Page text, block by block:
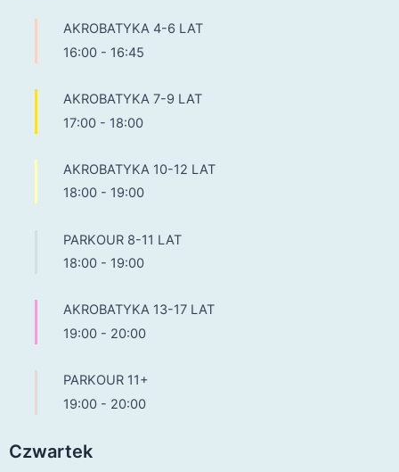
AKROBATYKA 4-6 LAT
16:00 - 16:45
AKROBATYKA 7-9 LAT
17:00 - 18:00
AKROBATYKA 10-12 LAT
18:00 - 19:00
PARKOUR 8-11 LAT
18:00 - 19:00
AKROBATYKA 13-17 LAT
19:00 - 20:00
PARKOUR 11+
19:00 - 20:00
Czwartek